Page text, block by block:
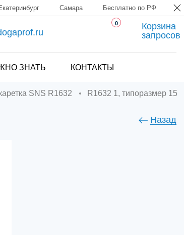
Самара Бесплатно по РФ
0
Корзина
запросов
ЗНАТЬ КОНТАКТЫ
SNS R1632 R1632 1, типоразмер 15
Назад